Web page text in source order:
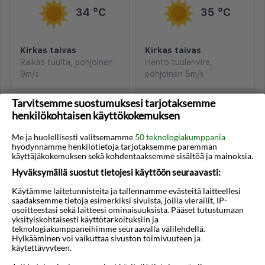
34 °C
Kirkas taivas
Raikas tuulta, pohjoinen
9m/s
35 °C
Kirkas taivas
Hento tuulenvire,
pohjoinen 5m/s
Sääennuste vuodelta, toimittanut Norjan meteorologinen
instituutti ja NRK
Lento + hotelli
Hotel Aspres ★★
Leiligheter Veronica
★★ 7n
Tarvitsemme suostumuksesi tarjotaksemme
henkilökohtaisen käyttökokemuksen
Me ja huolellisesti valitsemamme 50 teknologiakumppania
hyödynnämme henkilötietoja tarjotaksemme paremman
käyttäjäkokemuksen sekä kohdentaaksemme sisältöä ja mainoksia.
Hyväksymällä suostut tietojesi käyttöön seuraavasti:
Käytämme laitetunnisteita ja tallennamme evästeitä laitteellesi
saadaksemme tietoja esimerkiksi sivuista, joilla vierailit, IP-
osoitteestasi sekä laitteesi ominaisuuksista. Pääset tutustumaan
yksityiskohtaisesti käyttötarkoituksiin ja
teknologiakumppaneihimme seuraavalla välilehdellä.
Hylkääminen voi vaikuttaa sivuston toimivuuteen ja
käytettävyyteen.